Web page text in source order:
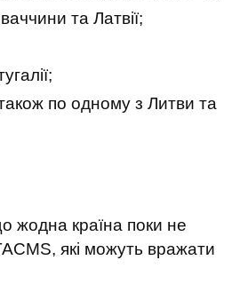
та Латвії;
по одному з Литви та
жодна країна поки не
які можуть вражати